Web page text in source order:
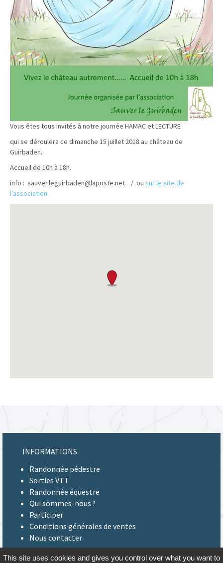
Vous êtes tous invités à notre journée HAMAC et LECTURE
qui se déroulera ce dimanche 15 juillet 2018 au château de
Guirbaden.
Accueil de 10h à 18h.
info : sauver.leguirbaden@laposte.net / ou sur le site de
l’association.
INFORMATIONS
Randonnée pédestre
Sorties VTT
Randonnée équestre
Qui sommes-nous ?
Participer
Conditions générales de ventes
Nous contacter
This site uses cookies and gives you control over what you want to